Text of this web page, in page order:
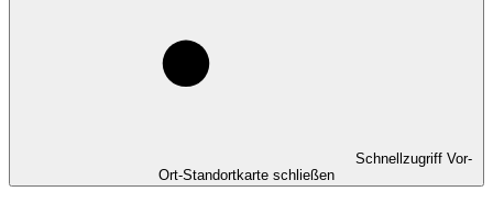
Schnellzugriff Vor-
Ort-Standortkarte schließen